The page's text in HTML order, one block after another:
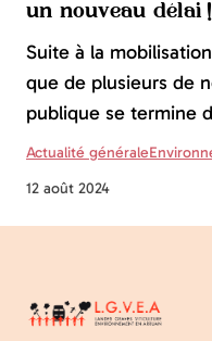
un nouveau délai !
Suite à la
que de plusieurs de
publique se termine
Actualité générale
12 août 2024